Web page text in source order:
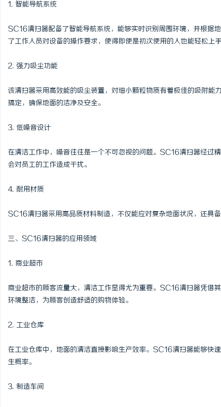
1. 智能导航系统
SC16清扫器配备了智能导航系统，能够实时识别周围环境，并根据
了工作人员对设备的操作要求，使得即使是初次使用的人也能轻松上
2. 强力吸尘功能
该清扫器采用高效能的吸尘装置，对细小颗粒物质有着极佳的吸附
搞定，确保地面的洁净及安全。
3. 低噪音设计
在清洁工作中，噪音往往是一个不可忽视的问题。SC16清扫器经过
会对员工的工作造成干扰。
4. 耐用材质
SC16清扫器采用高品质材料制造，不仅能应对复杂地面状况，还具
三、SC16清扫器的应用领域
1. 商业超市
商业超市的顾客流量大，清洁工作显得尤为重要。SC16清扫器凭借
环境整洁，为顾客创造舒适的购物体验。
2. 工业仓库
在工业仓库中，地面的清洁直接影响生产效率。SC16清扫器能够快
生概率。
3. 制造车间